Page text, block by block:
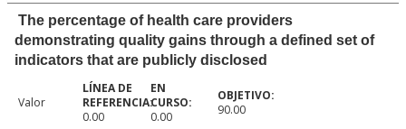
The percentage of health care providers
demonstrating quality gains through a defined set of
indicators that are publicly disclosed
Valor
0.00
0.00 90.00